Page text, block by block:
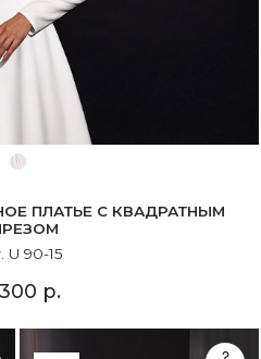
ПЛАТЬЕ С КВАДРАТНЫМ
U 90-15
р.